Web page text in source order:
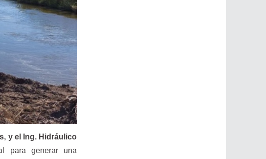
y el Ing. Hidráulico
para generar una